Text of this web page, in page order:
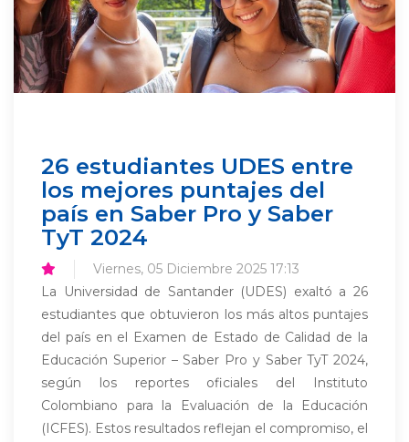
26 estudiantes UDES entre
los mejores puntajes del
país en Saber Pro y Saber
TyT 2024
Viernes, 05 Diciembre 2025 17:13
La Universidad de Santander (UDES) exaltó a 26
estudiantes que obtuvieron los más altos puntajes
del país en el Examen de Estado de Calidad de la
Educación Superior – Saber Pro y Saber TyT 2024,
según los reportes oficiales del Instituto
Colombiano para la Evaluación de la Educación
(ICFES). Estos resultados reflejan el compromiso, el